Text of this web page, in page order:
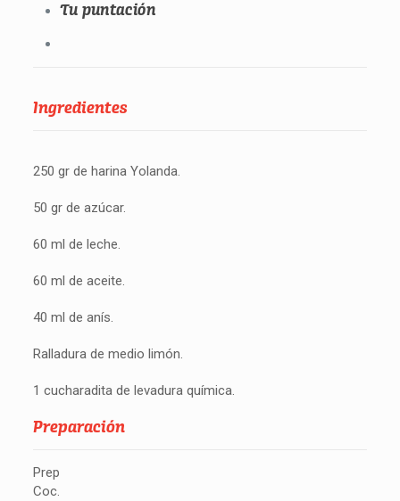
Tu puntación
Ingredientes
250 gr de harina Yolanda.
50 gr de azúcar.
60 ml de leche.
60 ml de aceite.
40 ml de anís.
Ralladura de medio limón.
1 cucharadita de levadura química.
Preparación
Prep
Coc.